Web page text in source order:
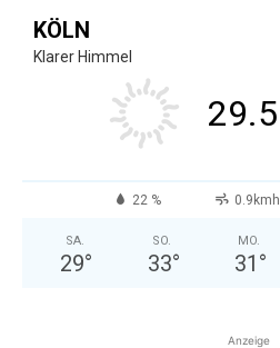
KÖLN
Klarer Himmel
29.5
22 % 0.9kmh
SA.
29°
SO.
33°
MO.
31 °
Anzeige